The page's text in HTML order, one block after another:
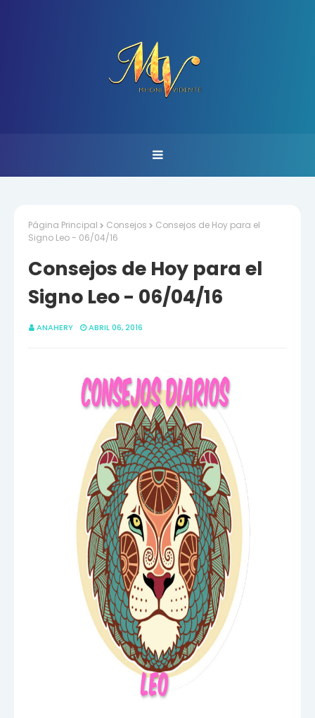
Página Principal Consejos
Consejos de Hoy para el
Signo Leo - 06/04/16
Consejos de Hoy para el
Signo Leo - 06/04/16
ANAHERY ABRIL 06, 2016